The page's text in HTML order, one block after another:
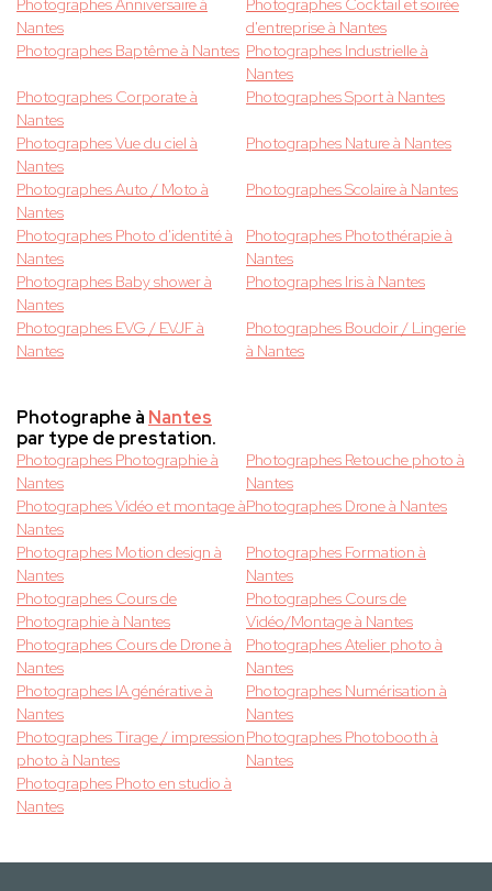
Photographes Anniversaire à
Nantes
Photographes Cocktail et soirée
d'entreprise à Nantes
Photographes Baptême à Nantes Photographes Industrielle à
Nantes
Photographes Corporate à
Nantes
Photographes Sport à Nantes
Photographes Vue du ciel à
Nantes
Photographes Nature à Nantes
Photographes Auto / Moto à
Nantes
Photographes Scolaire à Nantes
Photographes Photo d'identité à
Nantes
Photographes Photothérapie à
Nantes
Photographes Baby shower à
Nantes
Photographes Iris à Nantes
Photographes EVG / EVJF à
Nantes
Photographes Boudoir / Lingerie
à Nantes
Photographe à Nantes
par type de prestation.
Photographes Photographie à
Nantes
Photographes Retouche photo à
Nantes
Photographes Vidéo et montage à
Nantes
Photographes Drone à Nantes
Photographes Motion design à
Nantes
Photographes Formation à
Nantes
Photographes Cours de
Photographie à Nantes
Photographes Cours de
Vidéo/Montage à Nantes
Photographes Cours de Drone à
Nantes
Photographes Atelier photo à
Nantes
Photographes IA générative à
Nantes
Photographes Numérisation à
Nantes
Photographes Tirage / impression
photo à Nantes
Photographes Photobooth à
Nantes
Photographes Photo en studio à
Nantes